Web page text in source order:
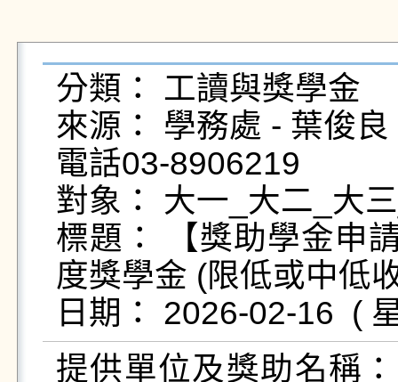
分類： 工讀與獎學金
來源： 學務處 - 葉俊
電話03-8906219
對象： 大一_大二_大
標題： 【獎助學金申
度獎學金 (限低或中低
提供單位及獎助名稱